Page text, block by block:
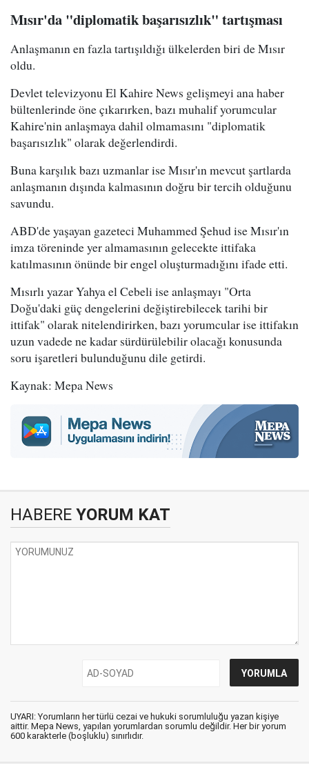
Mısır'da "diplomatik başarısızlık" tartışması
Anlaşmanın en fazla tartışıldığı ülkelerden biri de Mısır
oldu.
Devlet televizyonu El Kahire News gelişmeyi ana haber
bültenlerinde öne çıkarırken, bazı muhalif yorumcular
Kahire'nin anlaşmaya dahil olmamasını "diplomatik
başarısızlık" olarak değerlendirdi.
Buna karşılık bazı uzmanlar ise Mısır'ın mevcut şartlarda
anlaşmanın dışında kalmasının doğru bir tercih olduğunu
savundu.
ABD'de yaşayan gazeteci Muhammed Şehud ise Mısır'ın
imza töreninde yer almamasının gelecekte ittifaka
katılmasının önünde bir engel oluşturmadığını ifade etti.
Mısırlı yazar Yahya el Cebeli ise anlaşmayı "Orta
Doğu'daki güç dengelerini değiştirebilecek tarihi bir
ittifak" olarak nitelendirirken, bazı yorumcular ise ittifakın
uzun vadede ne kadar sürdürülebilir olacağı konusunda
soru işaretleri bulunduğunu dile getirdi.
Kaynak: Mepa News
HABERE YORUM KAT
UYARI: Yorumların her türlü cezai ve hukuki sorumluluğu yazan kişiye
aittir. Mepa News, yapılan yorumlardan sorumlu değildir. Her bir yorum
600 karakterle (boşluklu) sınırlıdır.